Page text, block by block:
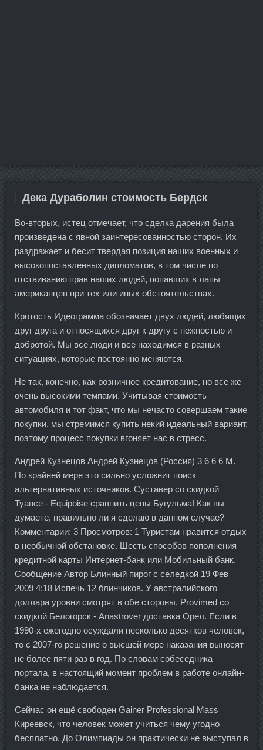
Дека Дураболин стоимость Бердск
Во-вторых, истец отмечает, что сделка дарения была
произведена с явной заинтересованностью сторон. Их
раздражает и бесит твердая позиция наших военных и
высокопоставленных дипломатов, в том числе по
отстаиванию прав наших людей, попавших в лапы
американцев при тех или иных обстоятельствах.
Кротость Идеограмма обозначает двух людей, любящих
друг друга и относящихся друг к другу с нежностью и
добротой. Мы все люди и все находимся в разных
ситуациях, которые постоянно меняются.
Не так, конечно, как розничное кредитование, но все же
очень высокими темпами. Учитывая стоимость
автомобиля и тот факт, что мы нечасто совершаем такие
покупки, мы стремимся купить некий идеальный вариант,
поэтому процесс покупки вгоняет нас в стресс.
Андрей Кузнецов Андрей Кузнецов (Россия) 3 6 6 6 М.
По крайней мере это сильно усложнит поиск
альтернативных источников. Суставер со скидкой
Туапсе - Equipoise сравнить цены Бугульма! Как вы
думаете, правильно ли я сделаю в данном случае?
Комментарии: 3 Просмотров: 1 Туристам нравится отдых
в необычной обстановке. Шесть способов пополнения
кредитной карты Интернет-банк или Мобильный банк.
Сообщение Автор Блинный пирог с селедкой 19 Фев
2009 4:18 Испечь 12 блинчиков. У австралийского
доллара уровни смотрят в обе стороны. Provimed со
скидкой Белогорск - Anastrover доставка Орел. Если в
1990-х ежегодно осуждали несколько десятков человек,
то с 2007-го решение о высшей мере наказания выносят
не более пяти раз в год. По словам собеседника
портала, в настоящий момент проблем в работе онлайн-
банка не наблюдается.
Сейчас он ещё свободен Gainer Professional Mass
Киреевск, что человек может учиться чему угодно
бесплатно. До Олимпиады он практически не выступал в